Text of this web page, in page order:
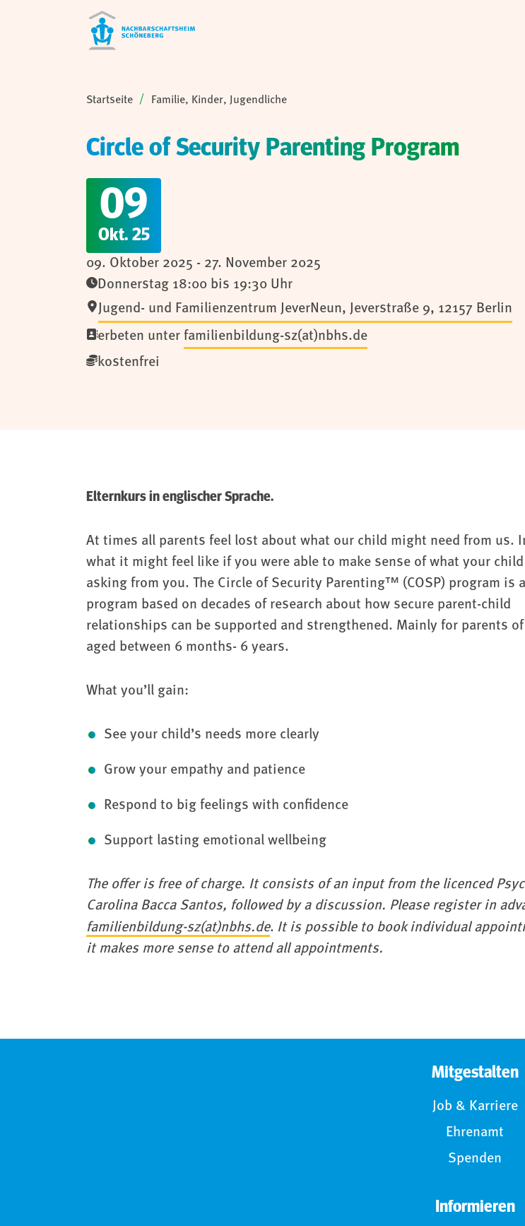
Sie sind hier:
Startseite Familie, Kinder, Jugendliche
Circle of Security Parenting Program
09
Okt. 25
09. Oktober 2025 - 27. November 2025
Donnerstag 18:00 bis 19:30 Uhr
Jugend- und Familienzentrum JeverNeun, Jeverstraße 9, 12157 Berlin
erbeten unter familienbildung-sz(at)nbhs.de
kostenfrei
Elternkurs in englischer Sprache.
At times all parents feel lost about what our child might need from us.
what it might feel like if you were able to make sense of what your
asking from you. The Circle of Security Parenting™ (COSP) program is
program based on decades of research about how secure parent-child
relationships can be supported and strengthened. Mainly for parents
aged between 6 months- 6 years.
What you’ll gain:
See your child’s needs more clearly
Grow your empathy and patience
Respond to big feelings with confidence
Support lasting emotional wellbeing
The offer is free of charge. It consists of an input from the licenced
Carolina Bacca Santos, followed by a discussion. Please register in
familienbildung-sz(at)nbhs.de. It is possible to book individual
it makes more sense to attend all appointments.
Mitgestalten
Job & Karriere
Ehrenamt
Spenden
Informieren